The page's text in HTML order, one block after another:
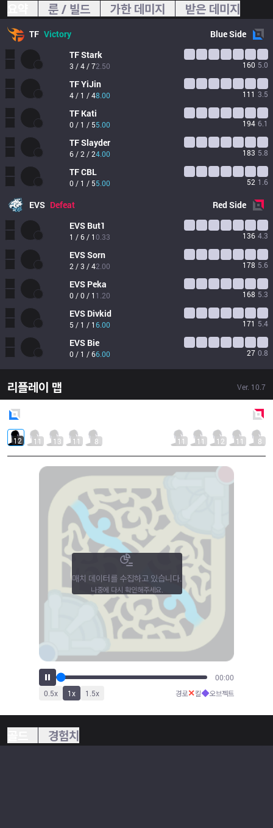
룬 / 빌드 가한 데미지 받은 데미지
TF Victory BlueSide
TFStark
3 / 4 / 72.50 160 5.0
TFYiJin
4 / 1 / 48.00 111 3.5
TF Kati
0 / 1 / 55.00 194 6.1
TFSlayder
6 / 2 / 24.00 183 5.8
TFCBL
0 / 1 / 55.00 52 1.6
EVS Defeat RedSide
EVS But1
1 / 6 / 10.33 136 4.3
EVSSorn
2 / 3 / 42.00 178 5.6
EVS Peka
0 / 0 / 1 1.20 168 5.3
EVS Divkid
5 / 1 / 16.00 171 5.4
EVS Bie
0 / 1 / 66.00 27 0.8
리플레이 맵 Ver. 10.7
12 11 13 11 8 11 11 12 11 8
00:00
0.5x 1x 1.5x 경로✕킬◆오브젝트
매치 데이터를 수집하고 있습니다.
나중에 다시 확인해주세요.
경험치